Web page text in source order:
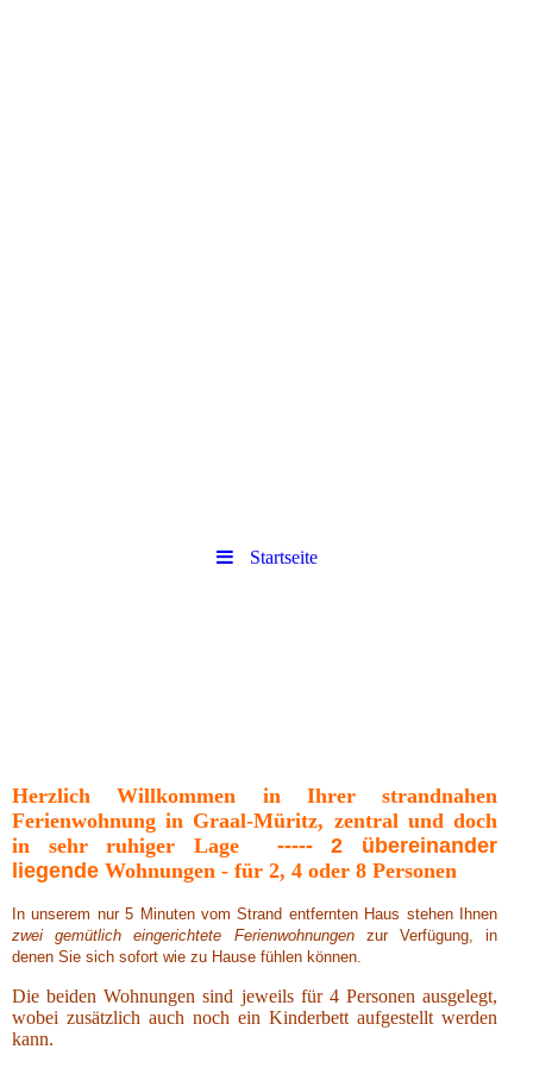
Startseite
Herzlich Willkommen in Ihrer strandnahen
Ferienwohnung in Graal-Müritz, zentral und doch
in sehr ruhiger Lage ----- 2 übereinander
liegende Wohnungen - für 2, 4 oder 8 Personen
In unserem nur 5 Minuten vom Strand entfernten Haus stehen Ihnen
zwei gemütlich eingerichtete Ferienwohnungenzur Verfügung, in
denen Sie sich sofort wie zu Hause fühlen können.
Die beiden Wohnungen sind jeweils für 4 Personen ausgelegt,
wobei zusätzlich auch noch ein Kinderbett aufgestellt werden
kann.